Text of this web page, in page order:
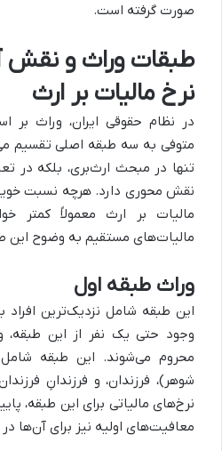
صورت گرفته است.
طبقات وراث و نقش
نرخ مالیات بر ارث
در نظام حقوقی ایران، وراث بر
متوفی به سه طبقه اصلی تقسیم
تنها در مبحث ارث‌بری، بلکه در
نقش محوری دارد. هرچه نسبت
مالیات‌های مستقیم به وضوح این
وراث طبقه اول
این طبقه شامل نزدیک‌ترین
وجود حتی یک نفر از این
محروم می‌شوند. این طبقه
شوهر)، فرزندان، و فرزندانِ
نرخ‌های مالیاتی برای این طبقه،
معافیت‌های اولیه نیز برای آن‌ها